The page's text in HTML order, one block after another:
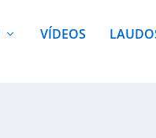
VÍDEOS